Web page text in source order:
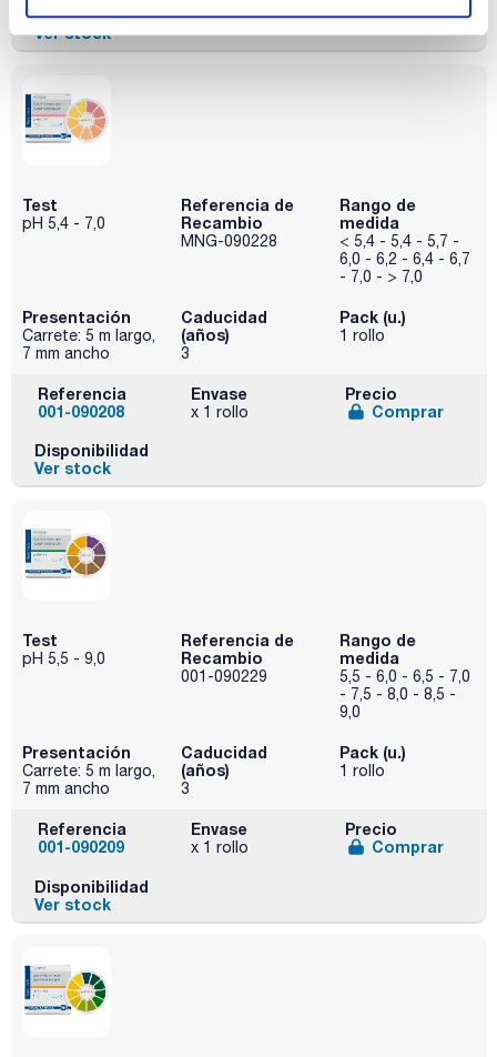
Disponibilidad
Ver stock
Test
pH 5,4 - 7,0
Referencia de
Recambio
MNG-090228
Rango de
medida
< 5,4 - 5,4 - 5,7 -
6,0 - 6,2 - 6,4 - 6,7
- 7,0 - > 7,0
Presentación
Carrete: 5 m largo,
7 mm ancho
Caducidad
(años)
3
Pack (u.)
1 rollo
Referencia
001-090208
Envase
x 1 rollo
Precio
Comprar
Disponibilidad
Ver stock
Test
pH 5,5 - 9,0
Referencia de
Recambio
001-090229
Rango de
medida
5,5 - 6,0 - 6,5 - 7,0
- 7,5 - 8,0 - 8,5 -
9,0
Presentación
Carrete: 5 m largo,
7 mm ancho
Caducidad
(años)
3
Pack (u.)
1 rollo
Referencia
001-090209
Envase
x 1 rollo
Precio
Comprar
Disponibilidad
Ver stock